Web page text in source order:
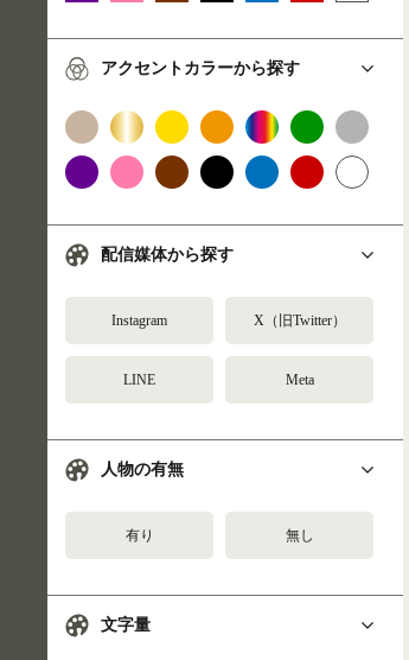
アクセントカラーから探す
配信媒体から探す
Instagram X（旧Twitter）
LINE Meta
人物の有無
有り 無し
文字量